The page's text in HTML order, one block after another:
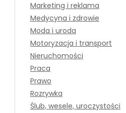
Marketing i reklama
Medycyna i zdrowie
Moda i uroda
Motoryzacja i transport
Nieruchomości
Praca
Prawo
Rozrywka
Ślub, wesele, uroczystości